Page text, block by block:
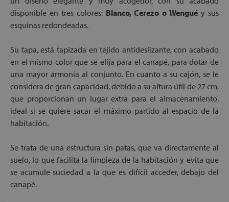
disponible en tres colores: Blanco, Cerezo o Wengué y sus
esquinas redondeadas.
Su tapa, está tapizada en tejido antideslizante, con acabado
en el mismo color que se elija para el canapé, para dotar de
una mayor armonía al conjunto. En cuanto a su cajón, se le
considera de gran capacidad, debido a su altura útil de 27 cm,
que proporcionan un lugar extra para el almacenamiento,
ideal si se quiere sacar el máximo partido al espacio de la
habitación.
Se trata de una estructura sin patas, que va directamente al
suelo, lo que facilita la limpieza de la habitación y evita que
se acumule suciedad a la que es difícil acceder, debajo del
canapé.